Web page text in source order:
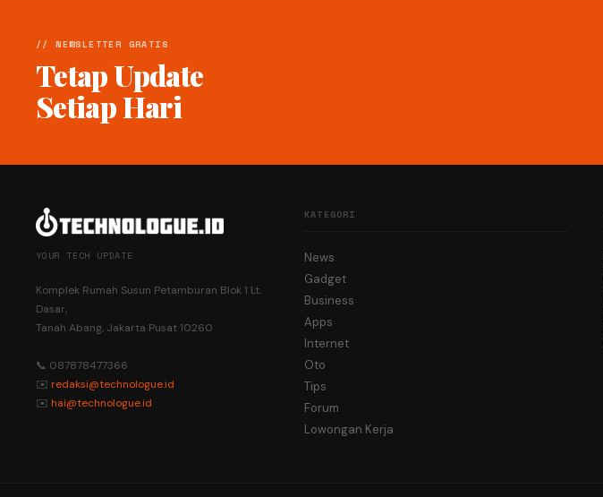
// NEWSLETTER GRATIS
Tetap Update
Setiap Hari
YOUR TECH UPDATE
Komplek Rumah Susun Petamburan Blok 1 Lt.
Dasar,
Tanah Abang, Jakarta Pusat 10260
📞 087878477366
✉️ redaksi@technologue.id
✉️ hai@technologue.id
KATEGORI
News
Gadget
Business
Apps
Internet
Oto
Tips
Forum
Lowongan Kerja